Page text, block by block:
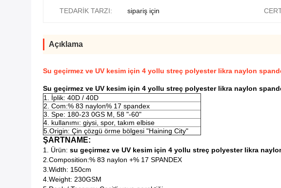
TEDARİK TARZI: sipariş için
Açıklama
Su geçirmez ve UV kesim için 4 yollu streç polyester likra naylon
Su geçirmez ve UV kesim için 4 yollu streç polyester likra naylon
1. İplik: 40D / 40D
2. Com:% 83 naylon% 17 spandex
3. Spe: 180-23 0GS M, 58 "-60"
4. kullanımı: giysi, spor, takım elbise
5.Origin: Çin çözgü örme bölgesi "Haining City"
ŞARTNAME:
1. Ürün: su geçirmez ve UV kesim için 4 yollu streç polyester likra
2.Composition:% 83 naylon +% 17 SPANDEX
3.Width: 150cm
4.Weight: 230GSM